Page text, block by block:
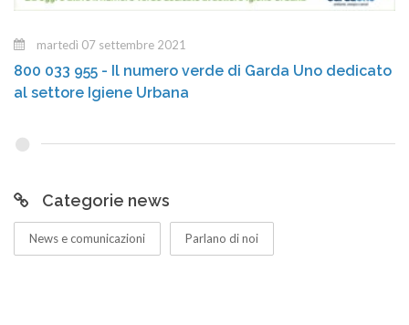
martedì 07 settembre 2021
800 033 955 - Il numero verde di Garda Uno dedicato
al settore Igiene Urbana
Categorie news
News e comunicazioni Parlano di noi